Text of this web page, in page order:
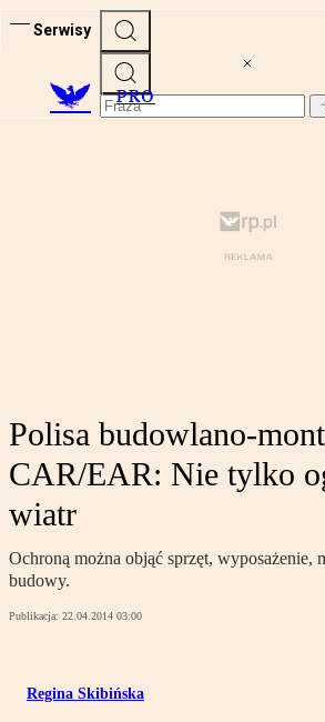
Serwisy
PRO
Polisa budowlano-
CAR/EAR: Nie tylko
wiatr
Ochroną można objąć sprzęt, wyposażenie,
budowy.
Publikacja: 22.04.2014 03:00
Regina Skibińska